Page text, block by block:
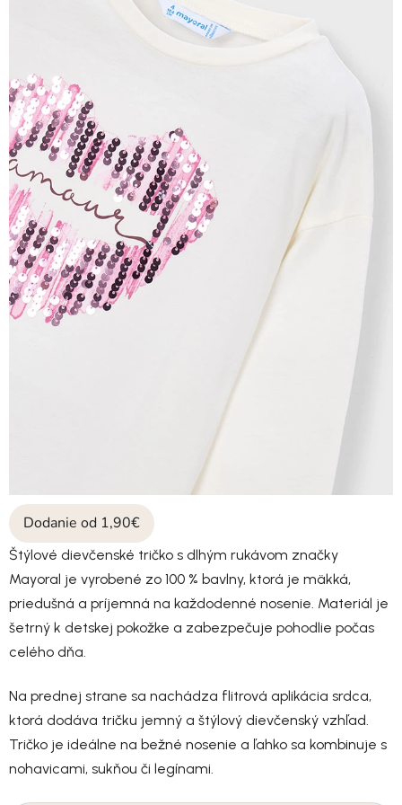
Dodanie od 1,90€
Štýlové dievčenské tričko s dlhým rukávom značky
Mayoral je vyrobené zo 100 % bavlny, ktorá je mäkká,
priedušná a príjemná na každodenné nosenie. Materiál je
šetrný k detskej pokožke a zabezpečuje pohodlie počas
celého dňa.
Na prednej strane sa nachádza flitrová aplikácia srdca,
ktorá dodáva tričku jemný a štýlový dievčenský vzhľad.
Tričko je ideálne na bežné nosenie a ľahko sa kombinuje s
nohavicami, sukňou či legínami.